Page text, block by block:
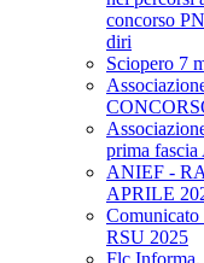
concorso
diri
Sciopero 7
prima
ANIEF -
APRILE
RSU 2025